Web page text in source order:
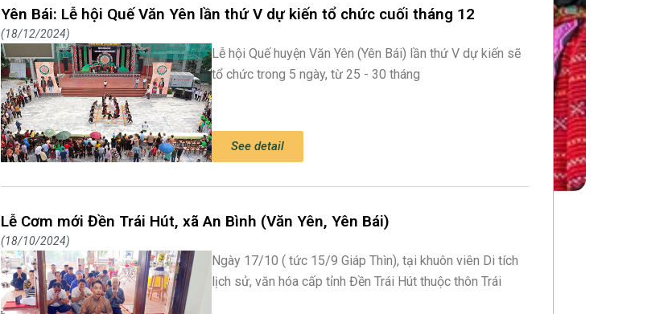
Yên Bái: Lễ hội Quế Văn Yên lần thứ V dự kiến tổ chức cuối tháng 12
18/12/2024
Lễ hội Quế huyện Văn Yên (Yên Bái) lần thứ V dự kiến sẽ
tổ chức trong 5 ngày, từ 25 - 30 tháng
See detail
Lễ Cơm mới Đền Trái Hút, xã An Bình (Văn Yên, Yên Bái)
18/10/2024
Ngày 17/10 ( tức 15/9 Giáp Thìn), tại khuôn viên Di tích
lịch sử, văn hóa cấp tỉnh Đền Trái Hút thuộc thôn Trái